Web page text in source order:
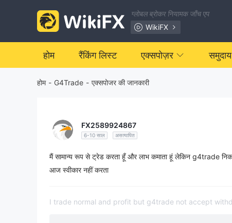
ग्लोबल ब्रोकर नियामक जाँच एप
WikiFX
होम रैंकिंग लिस्ट एक्सपोज़र समुदाय
होम - G4Trade - एक्सपोजर की जानकारी
FX2589924867
6-10 साल असत्यापित
मैं सामान्य रूप से ट्रेड करता हूँ और लाभ कमाता हूं लेकिन g4trade
आज स्वीकार नहीं करता
I trade normal and profit but g4trade not accept